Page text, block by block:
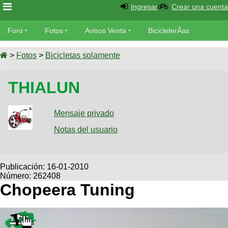
Foro
Foro
MecÃ¡nica
Fotos
SUBÃ
Galeria
Bicicletas
Viajes
Descenso
Dirt
Avisos
Ventas
SUBÃ
Buscar
Ultimos
Fotos
BicicleterÃ­
Bicicletas
Tandem
Videos
Cicloturismo
Ingresar Crear una cuenta
Foro Fotos Avisos Venta BicicleterÃ­as
Bicicletas Videos
> Fotos > Bicicletas solamente
THIALUN
Mensaje privado
Notas del usuario
Publicación: 16-01-2010
Número: 262408
Chopeera Tuning